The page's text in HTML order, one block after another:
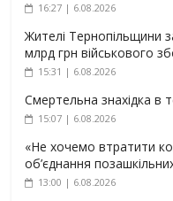
16:27 | 6.08.2026
Жителі Тернопільщини
млрд грн військового
15:31 | 6.08.2026
Смертельна знахідка в
15:07 | 6.08.2026
«Не хочемо втратити
об’єднання
13:00 | 6.08.2026